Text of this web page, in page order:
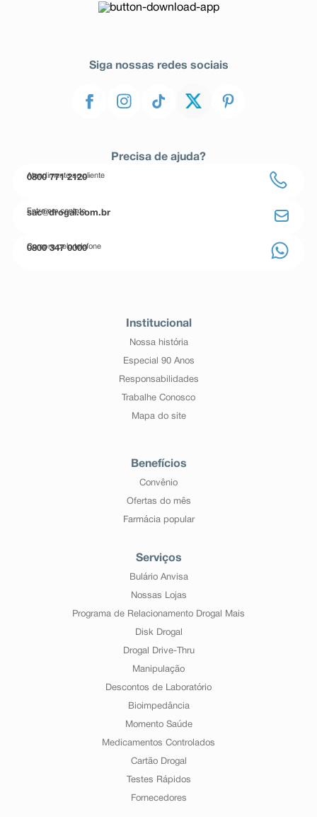
Siga nossas redes sociais
Precisa de ajuda?
Atendimento ao cliente
0800 771 2120
Entre em contato
sac@drogal.com.br
Compre pelo telefone
0800 347 0000
Institucional
Nossa história
Especial 90 Anos
Responsabilidades
Trabalhe Conosco
Mapa do site
Benefícios
Convênio
Ofertas do mês
Farmácia popular
Serviços
Bulário Anvisa
Nossas Lojas
Programa de Relacionamento Drogal Mais
Disk Drogal
Drogal Drive-Thru
Manipulação
Descontos de Laboratório
Bioimpedância
Momento Saúde
Medicamentos Controlados
Cartão Drogal
Testes Rápidos
Fornecedores